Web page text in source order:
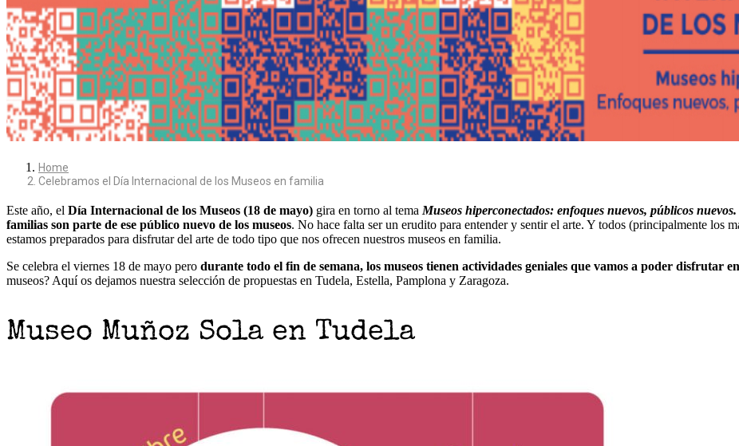
Home
Celebramos el Día Internacional de los Museos en familia
Este año, el Día Internacional de los Museos (18 de mayo) gira en torno al tema Museos hiperconectados: enfoques nuevos, públicos nuevos.
familias son parte de ese público nuevo de los museos. No hace falta ser un erudito para entender y sentir el arte. Y todos (principalmente los
estamos preparados para disfrutar del arte de todo tipo que nos ofrecen nuestros museos en familia.
Se celebra el viernes 18 de mayo pero durante todo el fin de semana, los museos tienen actividades geniales que vamos a poder disfrutar
museos? Aquí os dejamos nuestra selección de propuestas en Tudela, Estella, Pamplona y Zaragoza.
Museo Muñoz Sola en Tudela